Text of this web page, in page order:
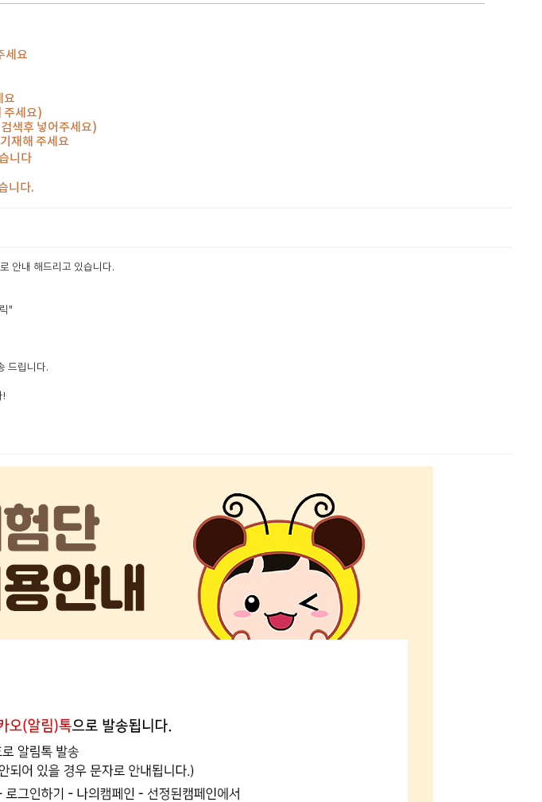
세요
요
주세요)
색후 넣어주세요)
재해 주세요
니다
니다.
로 안내 해드리고 있습니다.
"
드립니다.
!